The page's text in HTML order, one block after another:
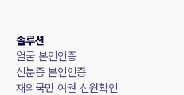
솔루션
얼굴 본인인증
신분증 본인인증
재외국민 여권 신원확인